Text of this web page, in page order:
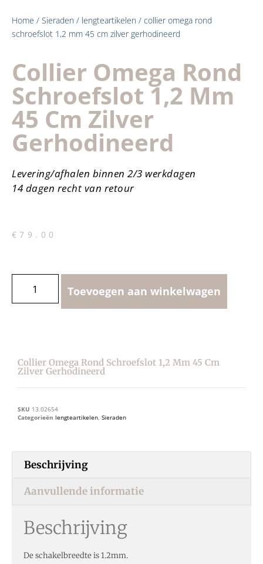
Home / Sieraden / lengteartikelen / collier omega rond
schroefslot 1,2 mm 45 cm zilver gerhodineerd
Collier Omega Rond
Schroefslot 1,2 Mm
45 Cm Zilver
Gerhodineerd
Levering/afhalen binnen 2/3 werkdagen
14 dagen recht van retour
€79.00
Toevoegen aan winkelwagen
Collier Omega Rond Schroefslot 1,2 Mm 45 Cm
Zilver Gerhodineerd
SKU 13.02654
Categorieën lengteartikelen, Sieraden
Beschrijving
Aanvullende informatie
Beschrijving
De schakelbreedte is 1.2mm.